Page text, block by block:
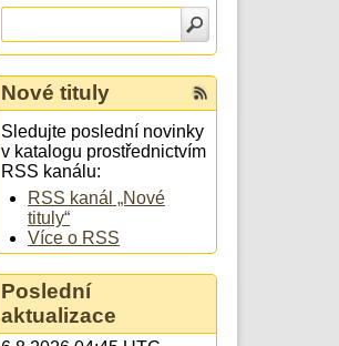
Nové tituly
Sledujte poslední novinky
v katalogu prostřednictvím
RSS kanálu:
RSS kanál „Nové
tituly“
Více o RSS
Poslední
aktualizace